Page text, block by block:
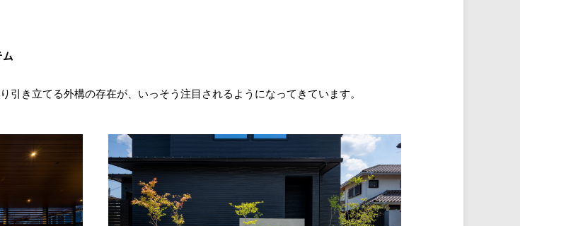
引き立てる外構の存在が、いっそう注目されるようになってきています。